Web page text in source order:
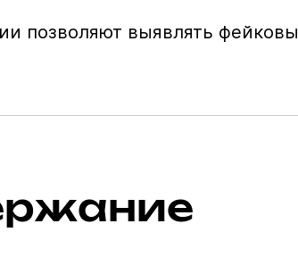
позволяют выявлять